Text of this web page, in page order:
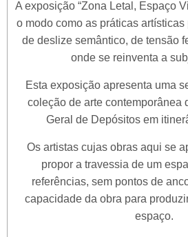
A exposição “Zona Letal, Espaço
o modo como as práticas
de deslize semântico, de tensão
onde se reinventa a
Esta exposição apresenta uma
coleção de arte contemporânea
Geral de Depósitos em
Os artistas cujas obras aqui se
propor a travessia de um
referências, sem pontos de
capacidade da obra para
espaço.